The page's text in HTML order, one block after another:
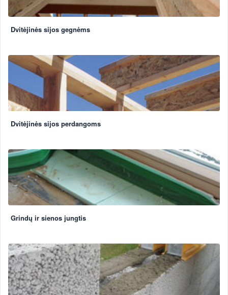
Dvitėjinės sijos gegnėms
Dvitėjinės sijos perdangoms
Grindų ir sienos jungtis